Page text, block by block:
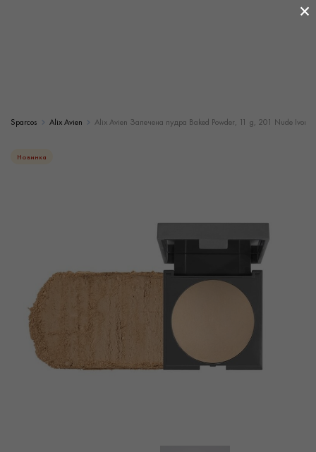
Sparcos Alix Avien Alix Avien Запечена пудра Baked Powder, 11 g, 201 Nude Ivory
Новинка
×